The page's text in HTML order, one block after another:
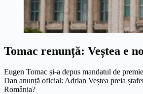
Tomac renunță: Veștea e
Eugen Tomac și-a depus mandatul de
Dan anunță oficial: Adrian Veștea preia
România?